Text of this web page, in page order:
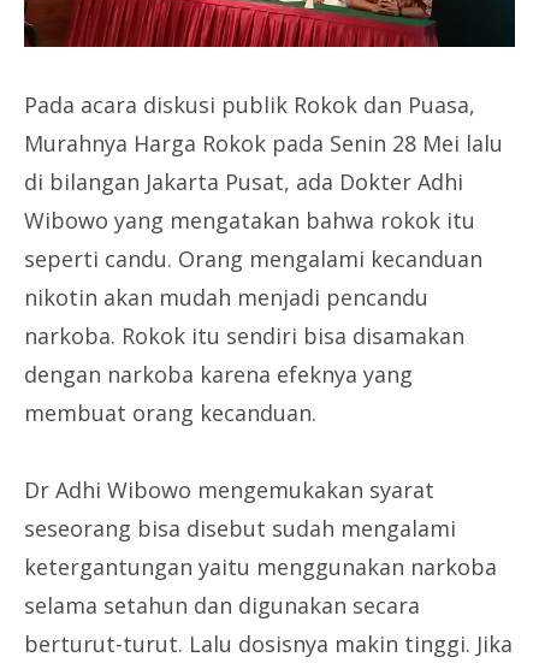
Pada acara diskusi publik Rokok dan Puasa,
Murahnya Harga Rokok pada Senin 28 Mei lalu
di bilangan Jakarta Pusat, ada Dokter Adhi
Wibowo yang mengatakan bahwa rokok itu
seperti candu. Orang mengalami kecanduan
nikotin akan mudah menjadi pencandu
narkoba. Rokok itu sendiri bisa disamakan
dengan narkoba karena efeknya yang
membuat orang kecanduan.
Dr Adhi Wibowo mengemukakan syarat
seseorang bisa disebut sudah mengalami
ketergantungan yaitu menggunakan narkoba
selama setahun dan digunakan secara
berturut-turut. Lalu dosisnya makin tinggi. Jika